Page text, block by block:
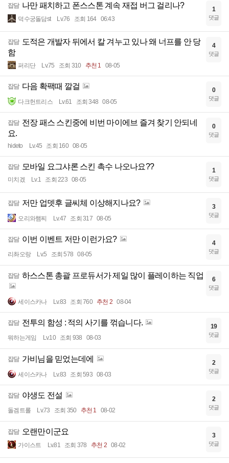
잡담 나만 패치하고 폰스스톤 계속 재접 버그 걸리나?
덕수궁돌담st Lv.76 조회 164 06:43
1
댓글
잡담 도적은 개발자 뒤에서 칼 겨누고 있나 왜 너프를 안 당
함
퍼리단 Lv.75 조회 310 추천 1 08-05
4
댓글
잡담 다음 확팩때 깔걸
다크헌트리스 Lv.61 조회 348 08-05
0
댓글
잡담 전장 패스 스킨중에 비번 마이에브 즐겨 찾기 안되네
요.
hideto Lv.45 조회 160 08-05
0
댓글
잡담 모바일 요그샤론 스킨 촉수 나오나요??
미치겠 Lv.1 조회 223 08-05
1
댓글
잡담 저만 업뎃후 글씨체 이상해지나요?
오리와햄찌 Lv.47 조회 317 08-05
3
댓글
잡담 이번 이벤트 저만 이런가요?
리촤오랑 Lv.5 조회 578 08-05
4
댓글
잡담 하스스톤 총괄 프로듀서가 제일 많이 플레이하는 직업
세이스카나 Lv.83 조회 760 추천 2 08-04
6
댓글
잡담 전투의 함성 : 적의 사기를 꺾습니다.
뭐하는게임 Lv.10 조회 938 08-03
19
댓글
잡담 가비님을 믿었는데에
세이스카나 Lv.83 조회 593 08-03
2
댓글
잡담 야생도 전설
돌겜트롤 Lv.73 조회 350 추천 1 08-02
2
댓글
잡담 오랜만이군요
가이스트 Lv.81 조회 378 추천 2 08-02
3
댓글